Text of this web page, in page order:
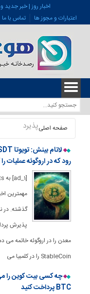
اخبار روز | خبر جدید
اعتبارات و مجوز ها
تماس با ما
صفحه اصلیپذیرد
رود که در اروگوئه
مهمترین
گذشته. در
StableCoin را در کلمبیا می
BTC پرداخت کنید